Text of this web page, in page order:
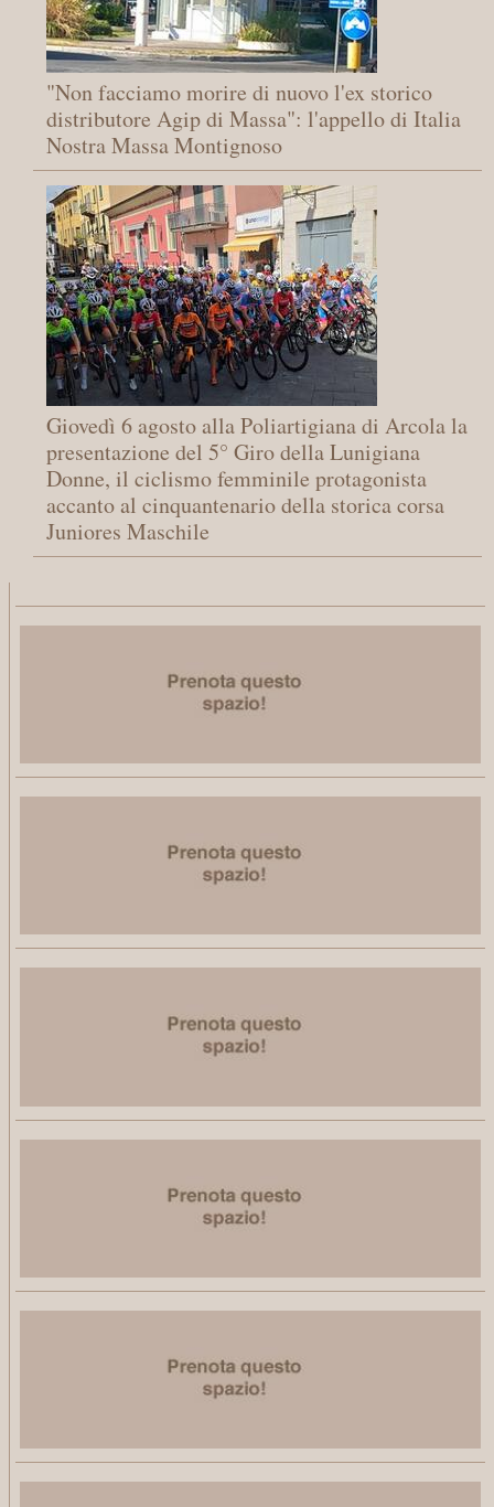
"Non facciamo morire di nuovo l'ex storico
distributore Agip di Massa": l'appello di Italia
Nostra Massa Montignoso
Giovedì 6 agosto alla Poliartigiana di Arcola la
presentazione del 5° Giro della Lunigiana
Donne, il ciclismo femminile protagonista
accanto al cinquantenario della storica corsa
Juniores Maschile